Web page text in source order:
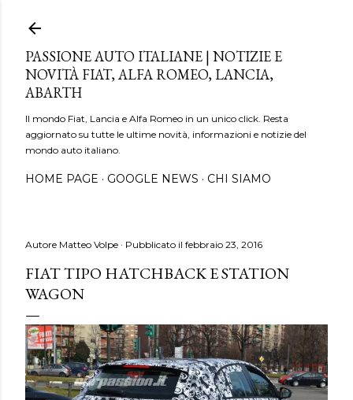
PASSIONE AUTO ITALIANE | NOTIZIE E
NOVITÀ FIAT, ALFA ROMEO, LANCIA,
ABARTH
Il mondo Fiat, Lancia e Alfa Romeo in un unico click. Resta
aggiornato su tutte le ultime novità, informazioni e notizie del
mondo auto italiano.
HOME PAGE GOOGLE NEWS CHI SIAMO
Autore Matteo Volpe Pubblicato il febbraio 23, 2016
FIAT TIPO HATCHBACK E STATION
WAGON